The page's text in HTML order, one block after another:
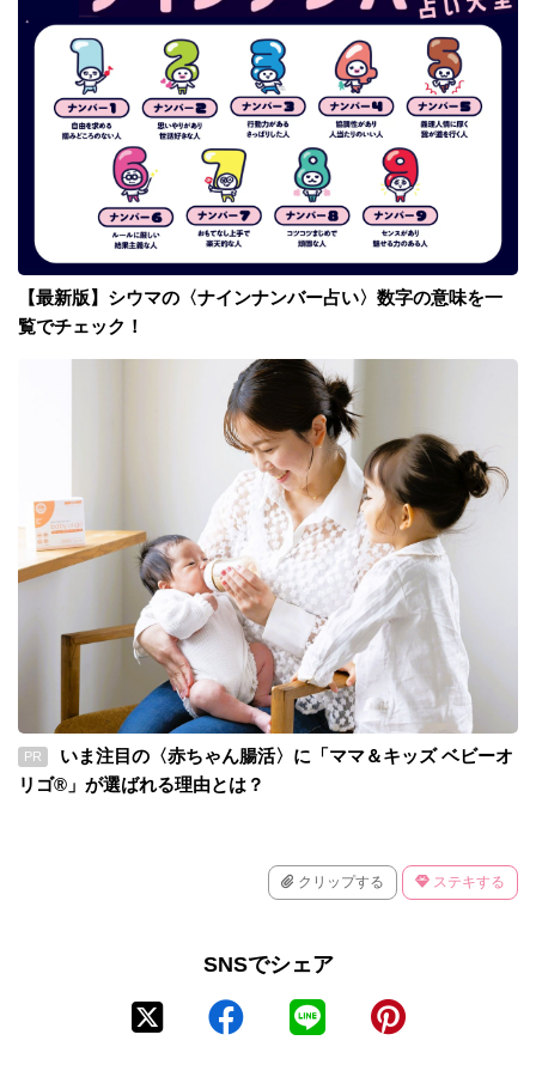
【最新版】シウマの〈ナインナンバー占い〉数字の意味を一
覧でチェック！
PR
いま注目の〈赤ちゃん腸活〉に「ママ＆キッズ ベビーオ
リゴ®」が選ばれる理由とは？
クリップする ステキする
SNSでシェア